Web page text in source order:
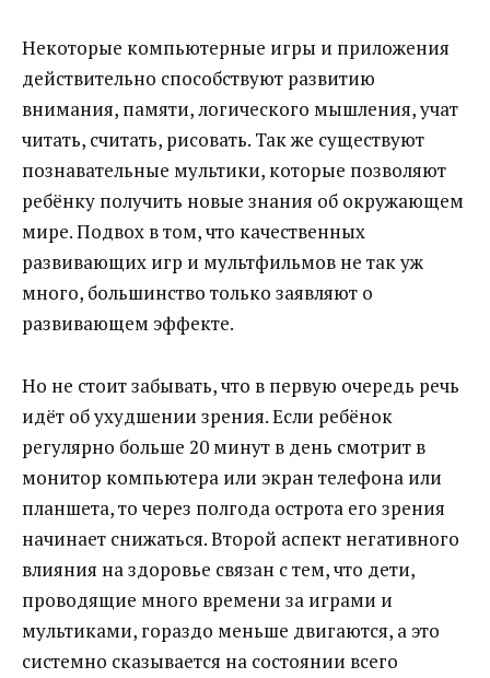
Некоторые компьютерные игры и приложения
действительно способствуют развитию
внимания, памяти, логического мышления, учат
читать, считать, рисовать. Так же существуют
познавательные мультики, которые позволяют
ребёнку получить новые знания об окружающем
мире. Подвох в том, что качественных
развивающих игр и мультфильмов не так уж
много, большинство только заявляют о
развивающем эффекте.
Но не стоит забывать, что в первую очередь речь
идёт об ухудшении зрения. Если ребёнок
регулярно больше 20 минут в день смотрит в
монитор компьютера или экран телефона или
планшета, то через полгода острота его зрения
начинает снижаться. Второй аспект негативного
влияния на здоровье связан с тем, что дети,
проводящие много времени за играми и
мультиками, гораздо меньше двигаются, а это
системно сказывается на состоянии всего